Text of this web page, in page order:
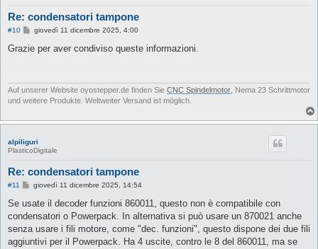
Re: condensatori tampone
#10
M
s
i
o
giovedì 11 dicembre 2025, 4:00
Grazie per aver condiviso queste informazioni.
Auf unserer Website oyostepper.de finden Sie CNC Spindelmotor , Nema 23 Schrittmotor
und weitere Produkte. Weltweiter Versand ist möglich.
alpiliguri
PlasticoDigitale
Re: condensatori tampone
#11
M
s
a
g
i
giovedì 11 dicembre 2025, 14:54
Se usate il decoder funzioni 860011, questo non è compatibile con
condensatori o Powerpack. In alternativa si può usare un 870021 anche
senza usare i fili motore, come "dec. funzioni", questo dispone dei due fili
aggiuntivi per il Powerpack. Ha 4 uscite, contro le 8 del 860011, ma se